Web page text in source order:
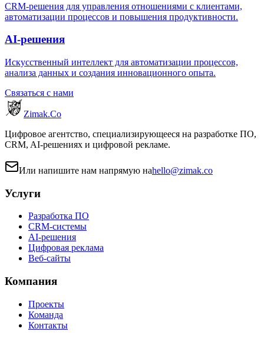
CRM-решения для управления отношениями с клиентами,
автоматизации процессов и повышения продуктивности.
AI-решения
Искусственный интеллект для автоматизации процессов,
анализа данных и создания инновационного опыта.
Связаться с нами
Zimak.Co
Цифровое агентство, специализирующееся на разработке ПО,
CRM, AI-решениях и цифровой рекламе.
Или напишите нам напрямую наhello@zimak.co
Услуги
Разработка ПО
CRM-системы
AI-решения
Цифровая реклама
Веб-сайты
Компания
Проекты
Команда
Контакты